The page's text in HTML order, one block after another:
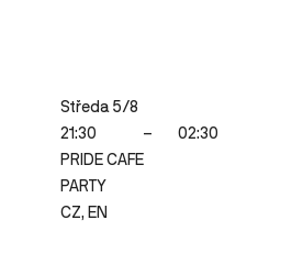
Středa 5/8
21:30
–
02:30
PRIDE CAFE
PARTY
CZ, EN